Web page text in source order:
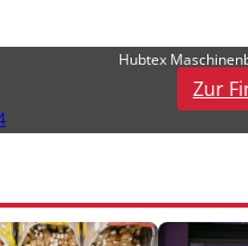
Hubtex
Zur